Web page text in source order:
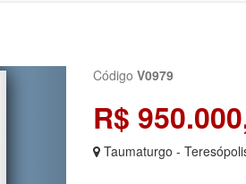
Código V0979
R$
Taumaturgo -